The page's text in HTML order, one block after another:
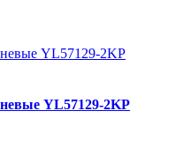
YL57129-2KP